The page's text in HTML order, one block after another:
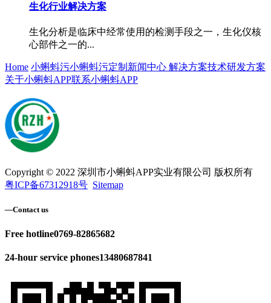
生化行业解决方案
生化分析是临床中经常使用的检测手段之一，生化仪核
心部件之一的...
Home 小蝌蚪污小蝌蚪污定制 新闻中心 解决方案技术研发方案
关于小蝌蚪APP联系小蝌蚪APP
Copyright © 2022 深圳市小蝌蚪APP实业有限公司 版权所有
粤ICP备67312918号 Sitemap
—Contact us
Free hotline0769-82865682
24-hour service phones13480687841